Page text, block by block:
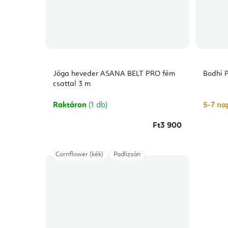
Jóga heveder ASANA BELT PRO fém
csattal 3 m
Raktáron (1 db)
Ft3 900
Bodhi
5-7
Cornflower (kék) Padlizsán